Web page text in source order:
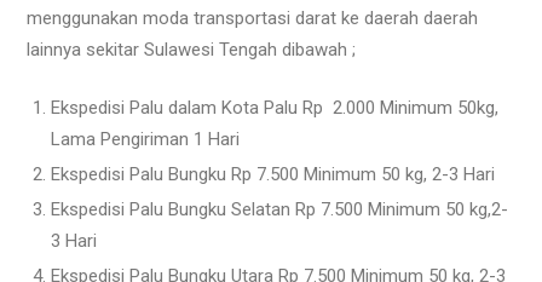
menggunakan moda transportasi darat ke daerah daerah
lainnya sekitar Sulawesi Tengah dibawah ;
Ekspedisi Palu dalam Kota Palu Rp 2.000 Minimum 50kg,
Lama Pengiriman 1 Hari
Ekspedisi Palu Bungku Rp 7.500 Minimum 50 kg, 2-3 Hari
Ekspedisi Palu Bungku Selatan Rp 7.500 Minimum 50 kg,2-
3 Hari
Ekspedisi Palu Bungku Utara Rp 7.500 Minimum 50 kg, 2-3